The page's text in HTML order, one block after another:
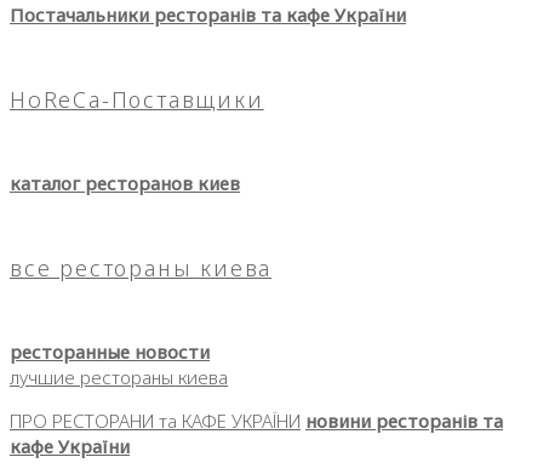
Постачальники ресторанів та кафе України
HoReCa-Поставщики
каталог ресторанов киев
все рестораны киева
ресторанные новости
лучшие рестораны киева
ПРО РЕСТОРАНИ та КАФЕ УКРАЇНИ новини ресторанів та
кафе України